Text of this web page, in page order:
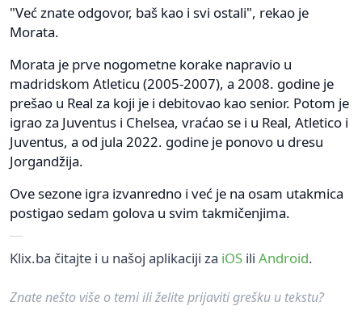
"Već znate odgovor, baš kao i svi ostali", rekao je
Morata.
Morata je prve nogometne korake napravio u
madridskom Atleticu (2005-2007), a 2008. godine je
prešao u Real za koji je i debitovao kao senior. Potom je
igrao za Juventus i Chelsea, vraćao se i u Real, Atletico i
Juventus, a od jula 2022. godine je ponovo u dresu
Jorgandžija.
Ove sezone igra izvanredno i već je na osam utakmica
postigao sedam golova u svim takmičenjima.
Klix.ba čitajte i u našoj aplikaciji za iOS ili Android.
Znate nešto više o temi ili želite prijaviti grešku u tekstu?